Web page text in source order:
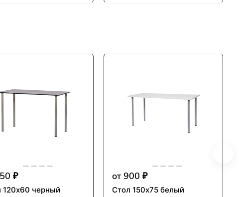
₽
120х60 черный
от 900 ₽
Стол 150х75 белый